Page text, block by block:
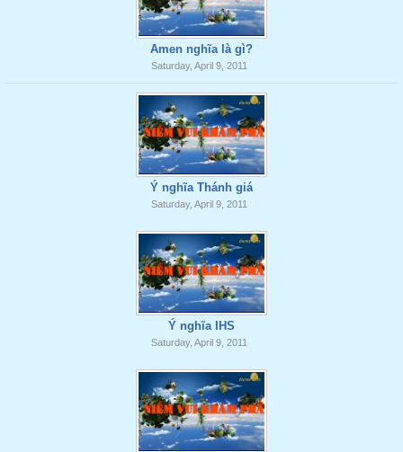
Amen nghĩa là gì?
Saturday, April 9, 2011
Ý nghĩa Thánh giá
Saturday, April 9, 2011
Ý nghĩa IHS
Saturday, April 9, 2011